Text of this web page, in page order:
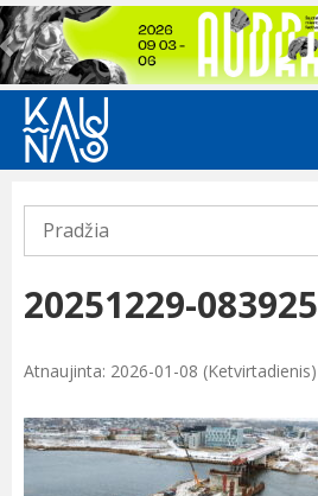
Previous
Pradžia
20251229-
Atnaujinta: 2026-01-08 (Ketvirtadienis)